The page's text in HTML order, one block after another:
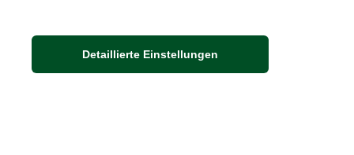
Detaillierte Einstellungen